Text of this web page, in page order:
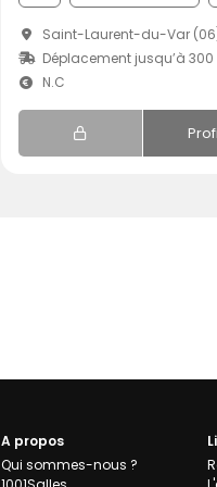
Saint-Laurent-du-Var
Déplacement jusqu’à 300
N.C
A propos
Qui sommes-nous ?